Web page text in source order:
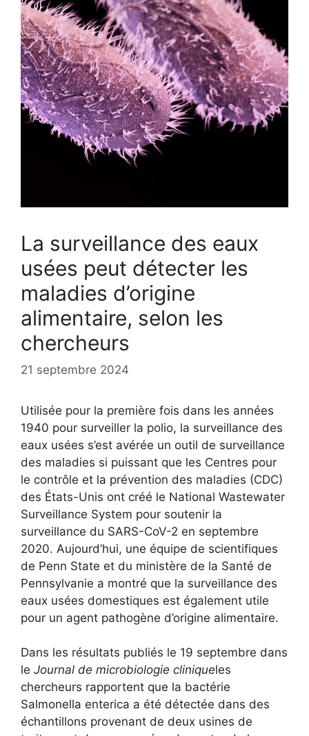
La surveillance des eaux
usées peut détecter les
maladies d’origine
alimentaire, selon les
chercheurs
21 septembre 2024
Utilisée pour la première fois dans les années
1940 pour surveiller la polio, la surveillance des
eaux usées s’est avérée un outil de surveillance
des maladies si puissant que les Centres pour
le contrôle et la prévention des maladies (CDC)
des États-Unis ont créé le National Wastewater
Surveillance System pour soutenir la
surveillance du SARS-CoV-2 en septembre
2020. Aujourd’hui, une équipe de scientifiques
de Penn State et du ministère de la Santé de
Pennsylvanie a montré que la surveillance des
eaux usées domestiques est également utile
pour un agent pathogène d’origine alimentaire.
Dans les résultats publiés le 19 septembre dans
le Journal de microbiologie cliniqueles
chercheurs rapportent que la bactérie
Salmonella enterica a été détectée dans des
échantillons provenant de deux usines de